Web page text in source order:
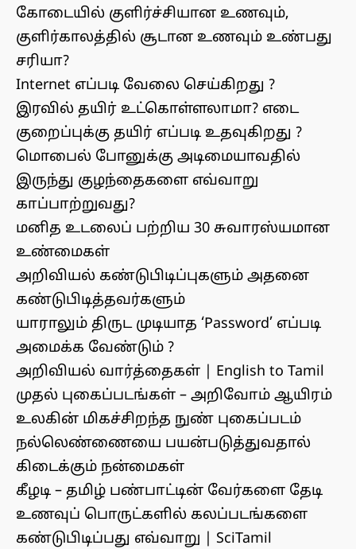
கோடையில் குளிர்ச்சியான உணவும்,
குளிர்காலத்தில் சூடான உணவும் உண்பது
சரியா?
Internet எப்படி வேலை செய்கிறது ?
இரவில் தயிர் உட்கொள்ளலாமா? எடை
குறைப்புக்கு தயிர் எப்படி உதவுகிறது ?
மொபைல் போனுக்கு அடிமையாவதில்
இருந்து குழந்தைகளை எவ்வாறு
காப்பாற்றுவது?
மனித உடலைப் பற்றிய 30 சுவாரஸ்யமான
உண்மைகள்
அறிவியல் கண்டுபிடிப்புகளும் அதனை
கண்டுபிடித்தவர்களும்
யாராலும் திருட முடியாத ‘Password’ எப்படி
அமைக்க வேண்டும் ?
அறிவியல் வார்த்தைகள் | English to Tamil
முதல் புகைப்படங்கள் – அறிவோம் ஆயிரம்
உலகின் மிகச்சிறந்த நுண் புகைப்படம்
நல்லெண்ணையை பயன்படுத்துவதால்
கிடைக்கும் நன்மைகள்
கீழடி – தமிழ் பண்பாட்டின் வேர்களை தேடி
உணவுப் பொருட்களில் கலப்படங்களை
கண்டுபிடிப்பது எவ்வாறு | SciTamil